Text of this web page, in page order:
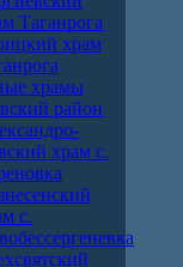
Таганрога
храм
храмы
район
храм с.
с.